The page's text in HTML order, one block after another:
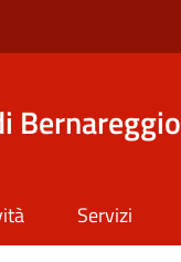
Bernareggio
Servizi